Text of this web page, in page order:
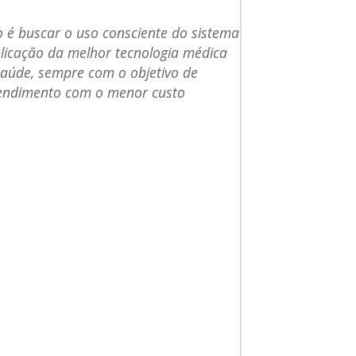
é buscar o uso consciente do sistema
da melhor tecnologia médica
sempre com o objetivo de
com o menor custo